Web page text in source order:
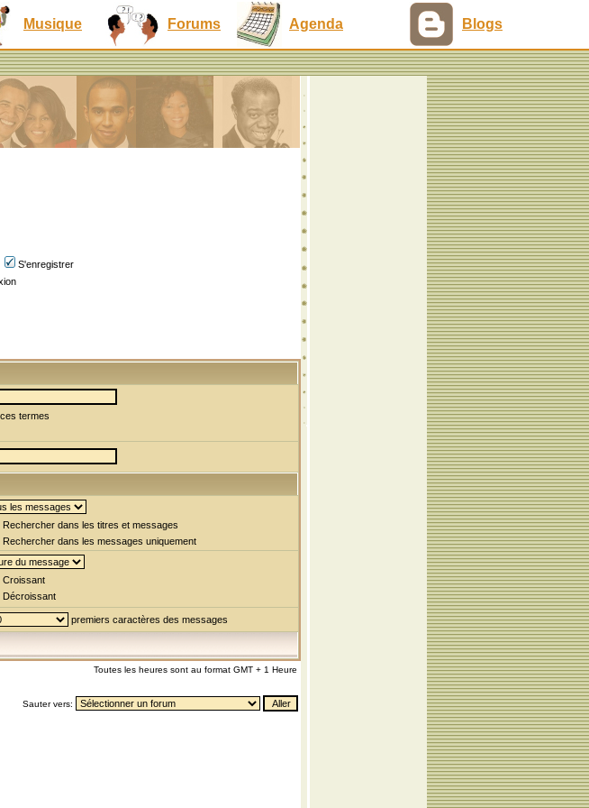
Musique Forums Agenda Blogs
S'enregistrer
termes
Rechercher dans les titres et messages
Rechercher dans les messages uniquement
Croissant
Décroissant
premiers caractères des messages
Toutes les heures sont au format GMT + 1 Heure
Sauter vers: